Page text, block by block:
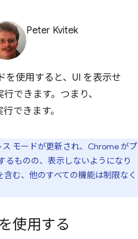
Peter Kvitek
使用すると、UI を表示せ
できます。つまり、
できます。
モードが更新され、Chrome がプ
るものの、表示しないようになり
む、他のすべての機能は制限なく
使用する